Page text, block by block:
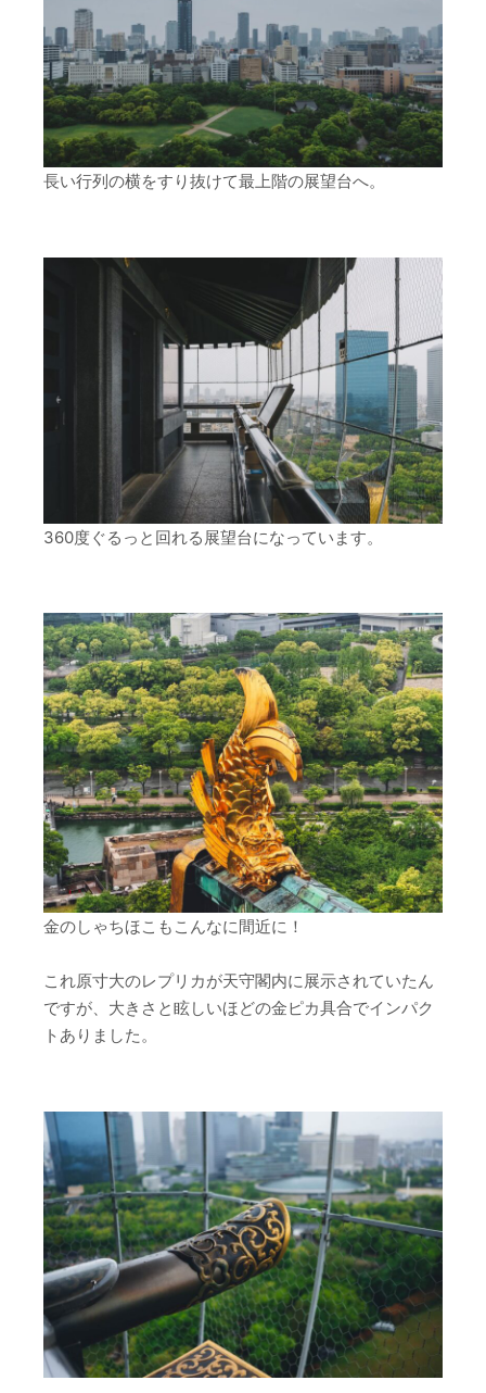
長い行列の横をすり抜けて最上階の展望台へ。
360度ぐるっと回れる展望台になっています。
金のしゃちほこもこんなに間近に！
これ原寸大のレプリカが天守閣内に展示されていたん
ですが、大きさと眩しいほどの金ピカ具合でインパク
トありました。